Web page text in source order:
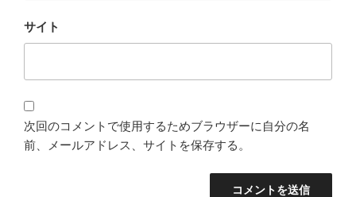
サイト
次回のコメントで使用するためブラウザーに自分の名
前、メールアドレス、サイトを保存する。